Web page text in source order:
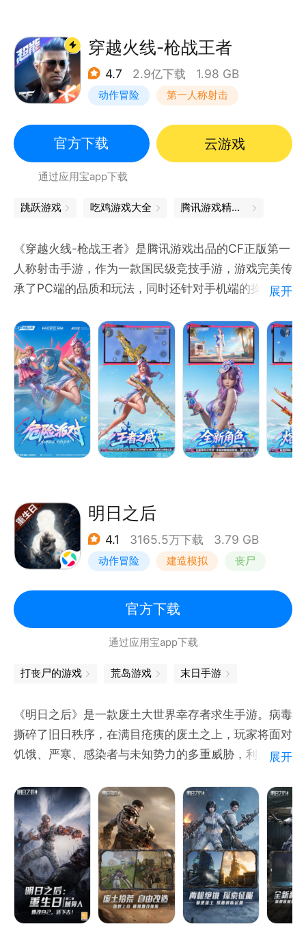
穿越火线-枪战王者
4.7 2.9亿下载 1.98 GB
动作冒险 第一人称射击
枪战 穿越火线
官方下载 云游戏
通过应用宝app下载
跳跃游戏 吃鸡游戏大全 腾讯游戏精品汇聚，让你畅玩不停
《穿越火线-枪战王者》是腾讯游戏出品的CF正版第一
人称射击手游，作为一款国民级竞技手游，游戏完美传
承了PC端的品质和玩法，同时还针对手机端的操作特
感，让玩家随时随地体验极致射击乐趣和竞技对抗的热
血，好玩就要一起玩。
展开
明日之后
4.1 3165.5万下载 3.79 GB
动作冒险 建造模拟 丧尸
明日之后
官方下载
通过应用宝app下载
打丧尸的游戏 荒岛游戏 末日手游
《明日之后》是一款废土大世界幸存者求生手游。病毒
撕碎了旧日秩序，在满目疮痍的废土之上，玩家将面对
饥饿、严寒、感染者与未知势力的多重威胁，利用一切
贸易、据点攻防... 快来与全球幸存者共同书写属于你
的废土生存故事，直面这个真实残酷而又充满希望的废
土求生世界！
【真实废土，守住生存的最后希望】
饥寒交迫，感染蔓延，阴谋潜行于暗处——文明崩塌之
后，世界已面目全非。
展开